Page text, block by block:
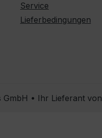
Service
Lieferbedingungen
GmbH • Ihr Lieferant